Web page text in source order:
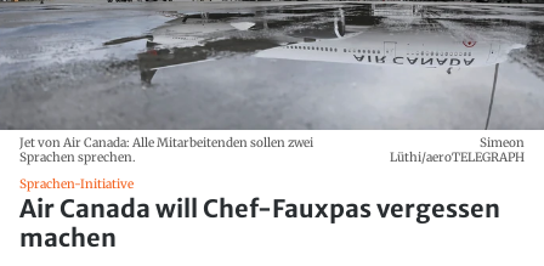
Jet von Air Canada: Alle Mitarbeitenden sollen zwei
Sprachen sprechen.
Simeon
Lüthi/aeroTELEGRAPH
Sprachen-Initiative
Air Canada will Chef-Fauxpas vergessen
machen